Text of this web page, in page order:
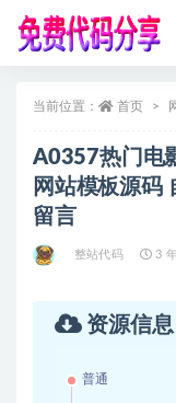
当前位置： 首页
A0357热门电
网站模板源码
留言
整站代码 3
资源信息
普通